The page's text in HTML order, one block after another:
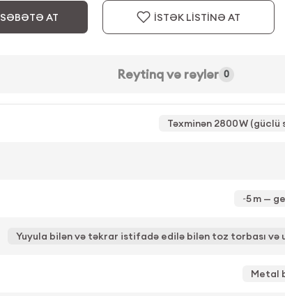
SƏBƏTƏ AT İSTƏK LİSTİNƏ AT
Reytinq və rəylər 0
Təxminən 2800 W
~5 m —
Yuyula bilən və təkrar istifadə edilə bilən toz torbası
Metal